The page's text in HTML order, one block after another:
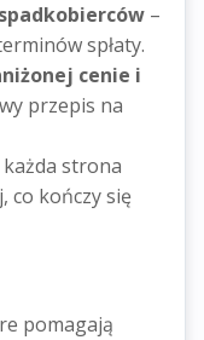
–
spłaty.
cenie i
przepis na
strona
co kończy się
pomagają